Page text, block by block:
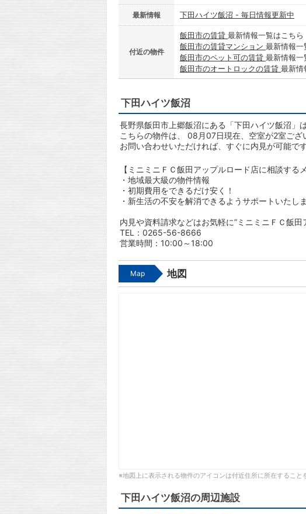
最新情報 下田ハイツ飯沼 - 毎日情報更新中
付近の物件
飯田市の賃貸 最新情報一覧はこちら
飯田市の賃貸マンション 最新情報一
飯田市のペット可の賃貸 最新情報一
飯田市のオートロックの賃貸 最新情
下田ハイツ飯沼
長野県飯田市上郷飯沼にある「下田ハイツ飯沼」
こちらの物件は、 08月07日現在、空室が2室ござ
お問い合わせいただければ、すぐに内見が可能です
【ミニミニＦＣ飯田アップルロード店に相談する
・地域最大級の物件情報
・初期費用をできるだけ安く！
・新生活の不安を解消できるようサポートいたし
内見や資料請求などはお気軽に”ミニミニＦＣ飯田
TEL：0265-56-8666
営業時間：10:00～18:00
Map 地図
※地図上に表示される物件のアイコンは付近住所に所在すること
下田ハイツ飯沼の周辺施設